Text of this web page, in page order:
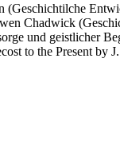
Chadwick
und geistlicher
to the Present by